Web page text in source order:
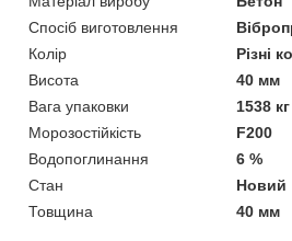
Спосіб виготовлення
Колір
Різні
Висота
40 мм
Вага упаковки
1538 кг
Морозостійкість
F200
Водопоглинання
6 %
Стан
Новий
Товщина
40 мм